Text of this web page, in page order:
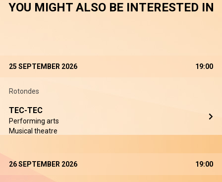
YOU MIGHT ALSO BE INTERESTED IN
25 SEPTEMBER 2026 19:00
Rotondes
TEC-TEC
Performing arts
Musical theatre
26 SEPTEMBER 2026 19:00